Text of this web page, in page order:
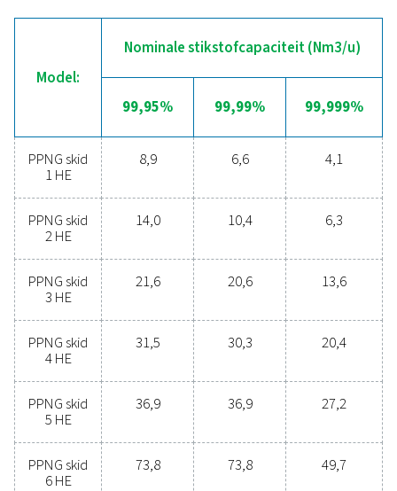
-energieplanning
De Purelogic-regelaar zorgt voor intelligente,
bewaking van de toevoerluchtkwaliteit om optimale
regeling van de stikstofstroom, zuiverheid en druk,
een betrouwbare en consistente output wordt
Bovendien maakt de ingebouwde PLC-functionaliteit
energieplanning mogelijk, waardoor het systeem kan
tijdens perioden met lage elektriciteitstarieven of
overtollige zonne-energie beschikbaar is. Met de
ICONS-bewaking op afstand kunnen gebruikers ook de
prestaties op afstand volgen en beheren, waardoor ze
zichtbaarheid en controle krijgen over de
het energieverbruik.
Ontdek de voordelen